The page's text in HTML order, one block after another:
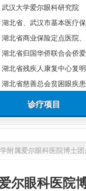
武汉大学爱尔眼科研究院
湖北省、武汉市基本医疗
湖北省商业保险定点医院
湖北省归国华侨联合会侨
湖北省残疾人康复中心复
湖北省慈善总会贫困眼疾
诊疗项目
附属爱尔眼科医院博士
尔眼科医院